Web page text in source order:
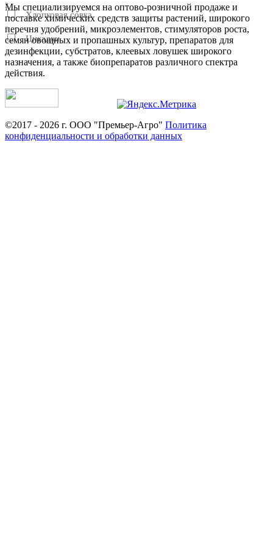
2
Хлопковая совка
3
Цикадки
1
Мы специализируемся на оптово-розничной продаже и
поставке химических средств защиты растений, широкого
перечня удобрений, микроэлементов, стимуляторов роста,
семян овощных и пропашных культур, препаратов для
дезинфекции, субстратов, клеевых ловушек широкого
назначения, а также биопрепаратов различного спектра
действия.
©2017 - 2026 г. ООО "Премьер-Агро" Политика
конфиденциальности и обработки данных